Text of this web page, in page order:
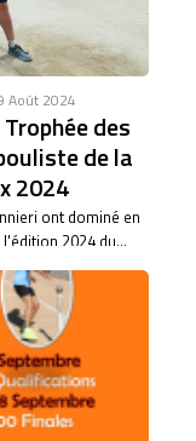
Août 2024
des
de la
2024
ont dominé en
2024 du...